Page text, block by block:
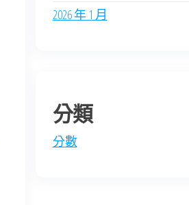
2026 年 1 月
分類
分數